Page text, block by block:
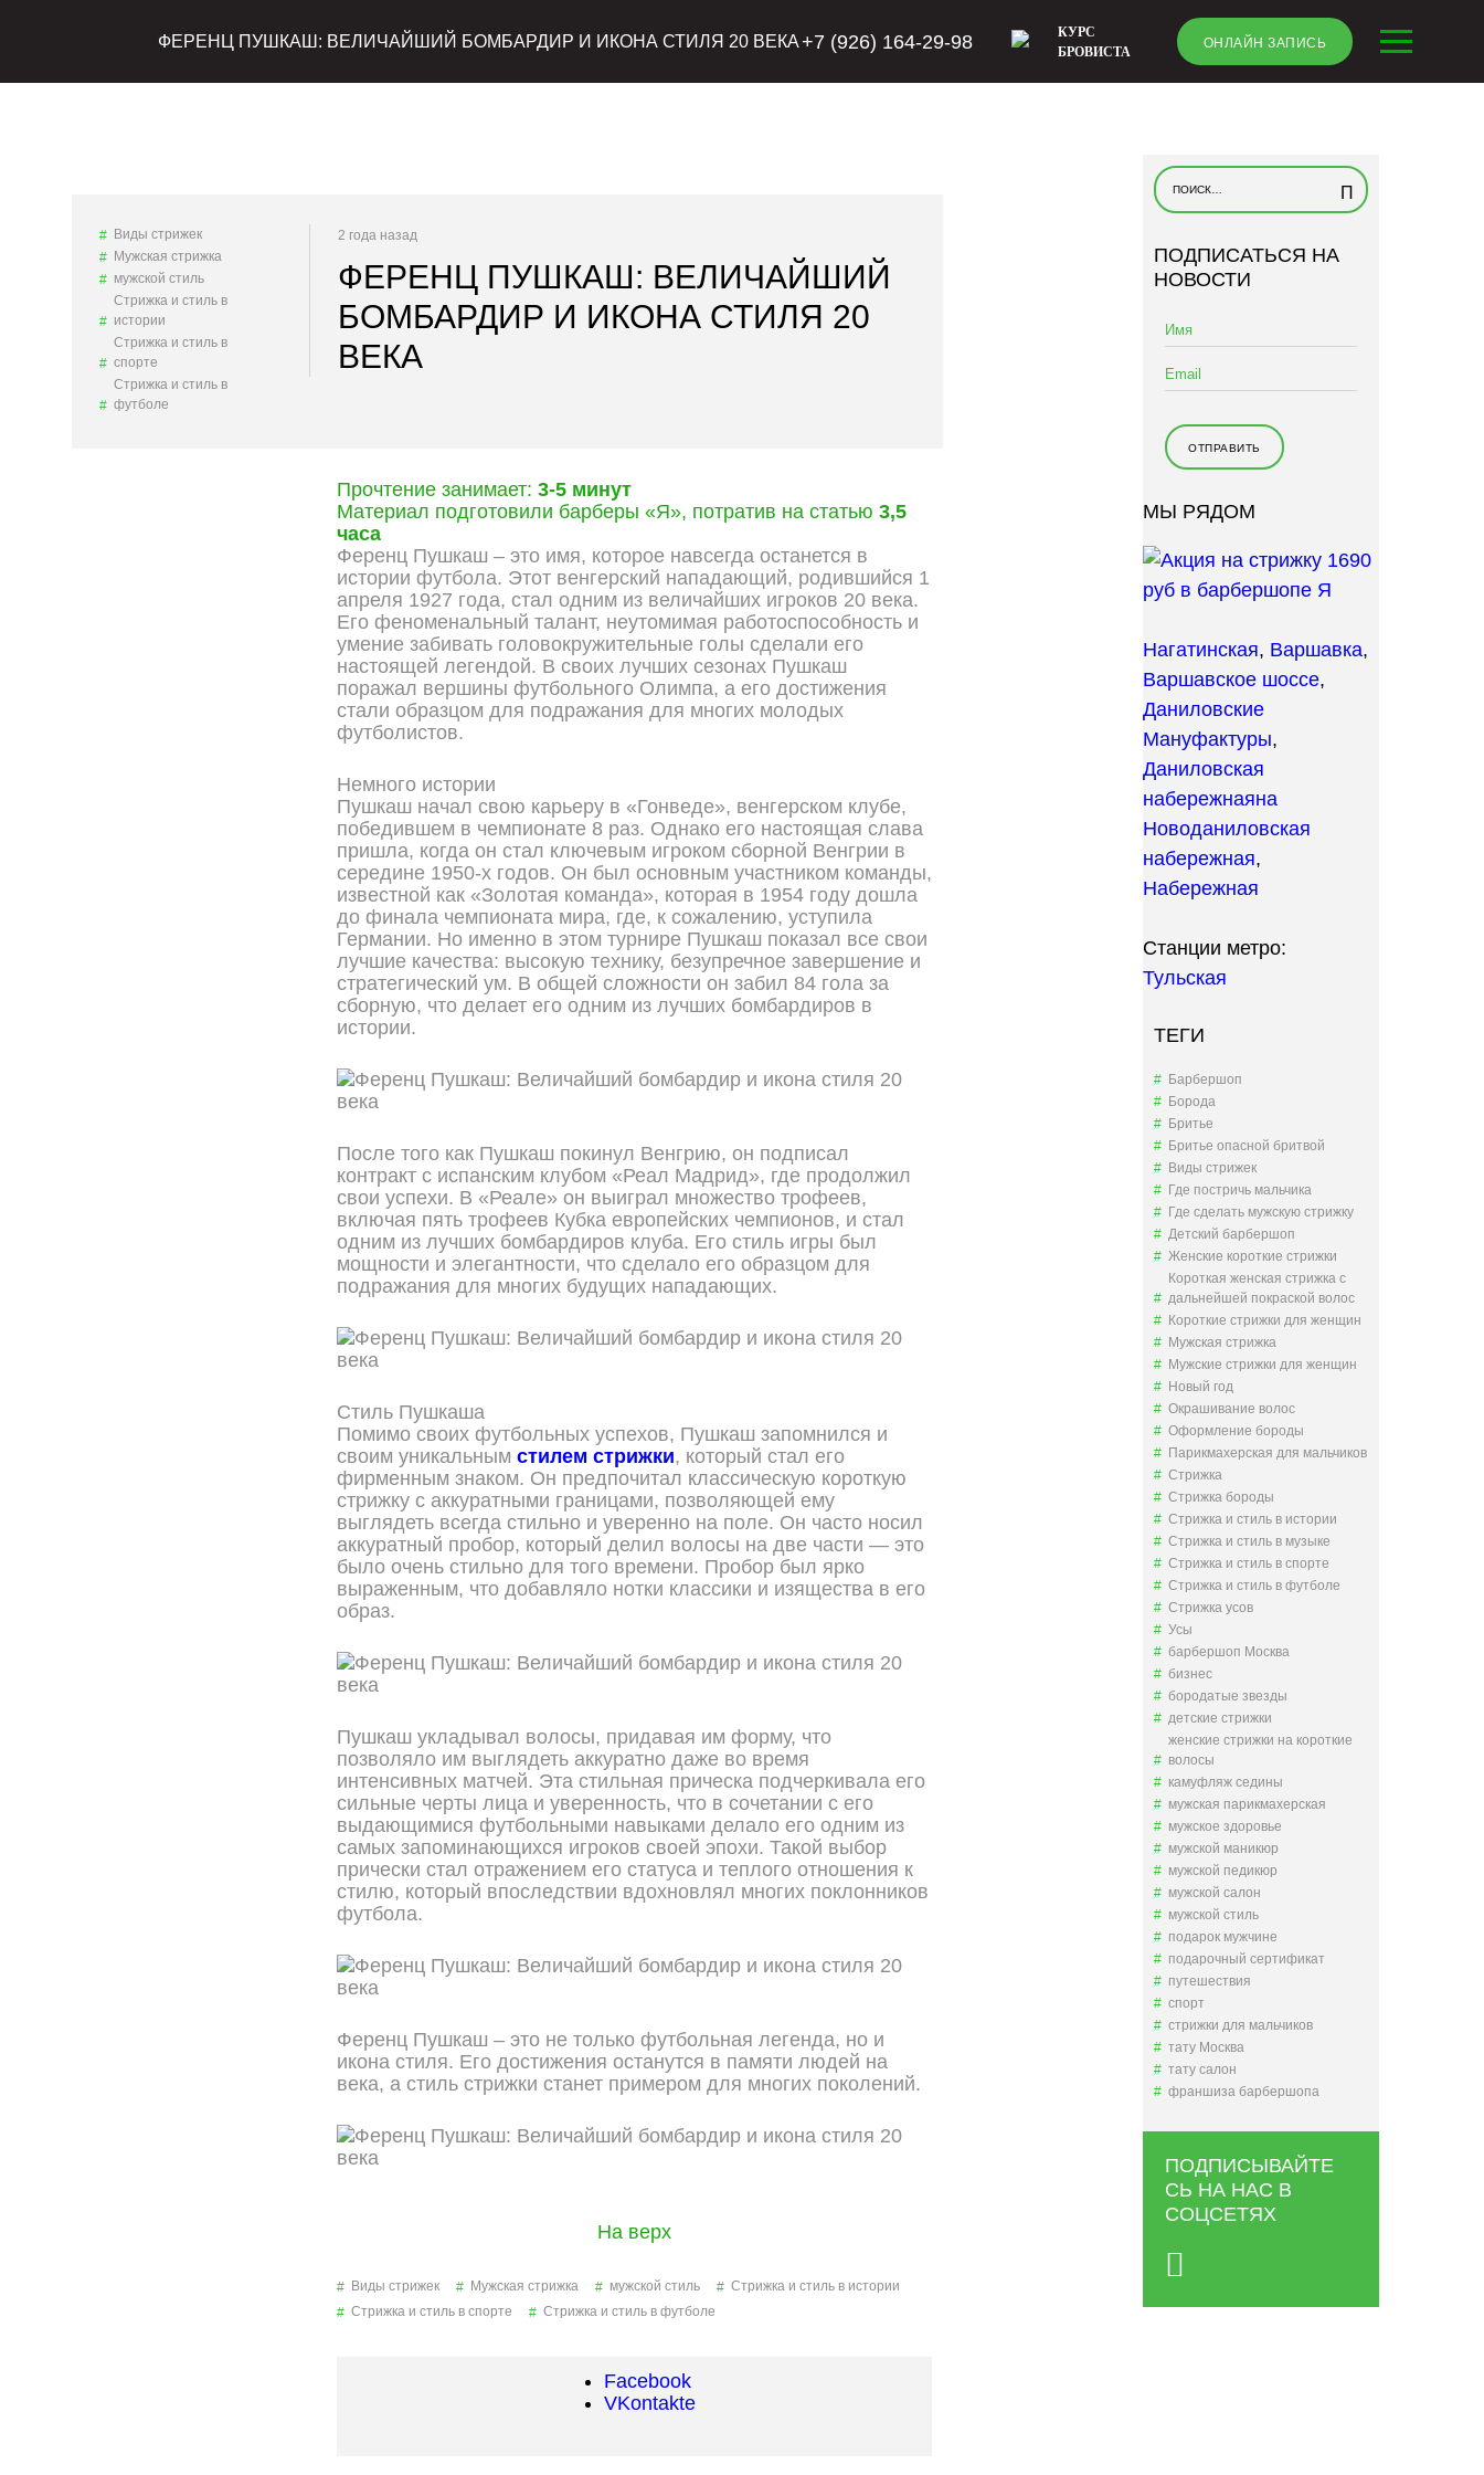
ФЕРЕНЦ ПУШКАШ: ВЕЛИЧАЙШИЙ БОМБАРДИР И ИКОНА СТИЛЯ 20 ВЕКА+7 (926) 164-29-98
КУРС
БРОВИСТА
ОНЛАЙН ЗАПИСЬ
Виды стрижек
Мужская стрижка
мужской стиль
Стрижка и стиль в
истории
Стрижка и стиль в
спорте
Стрижка и стиль в
футболе
2 года назад
ФЕРЕНЦ ПУШКАШ: ВЕЛИЧАЙШИЙ
БОМБАРДИР И ИКОНА СТИЛЯ 20
ВЕКА
Прочтение занимает: 3-5 минут
Материал подготовили барберы «Я», потратив на статью 3,5
часа
Ференц Пушкаш – это имя, которое навсегда останется в
истории футбола. Этот венгерский нападающий, родившийся 1
апреля 1927 года, стал одним из величайших игроков 20 века.
Его феноменальный талант, неутомимая работоспособность и
умение забивать головокружительные голы сделали его
настоящей легендой. В своих лучших сезонах Пушкаш
поражал вершины футбольного Олимпа, а его достижения
стали образцом для подражания для многих молодых
футболистов.
Немного истории
Пушкаш начал свою карьеру в «Гонведе», венгерском клубе,
победившем в чемпионате 8 раз. Однако его настоящая слава
пришла, когда он стал ключевым игроком сборной Венгрии в
середине 1950-х годов. Он был основным участником команды,
известной как «Золотая команда», которая в 1954 году дошла
до финала чемпионата мира, где, к сожалению, уступила
Германии. Но именно в этом турнире Пушкаш показал все свои
лучшие качества: высокую технику, безупречное завершение и
стратегический ум. В общей сложности он забил 84 гола за
сборную, что делает его одним из лучших бомбардиров в
истории.
После того как Пушкаш покинул Венгрию, он подписал
контракт с испанским клубом «Реал Мадрид», где продолжил
свои успехи. В «Реале» он выиграл множество трофеев,
включая пять трофеев Кубка европейских чемпионов, и стал
одним из лучших бомбардиров клуба. Его стиль игры был
мощности и элегантности, что сделало его образцом для
подражания для многих будущих нападающих.
Стиль Пушкаша
Помимо своих футбольных успехов, Пушкаш запомнился и
своим уникальным стилем стрижки, который стал его
фирменным знаком. Он предпочитал классическую короткую
стрижку с аккуратными границами, позволяющей ему
выглядеть всегда стильно и уверенно на поле. Он часто носил
аккуратный пробор, который делил волосы на две части — это
было очень стильно для того времени. Пробор был ярко
выраженным, что добавляло нотки классики и изящества в его
образ.
Пушкаш укладывал волосы, придавая им форму, что
позволяло им выглядеть аккуратно даже во время
интенсивных матчей. Эта стильная прическа подчеркивала его
сильные черты лица и уверенность, что в сочетании с его
выдающимися футбольными навыками делало его одним из
самых запоминающихся игроков своей эпохи. Такой выбор
прически стал отражением его статуса и теплого отношения к
стилю, который впоследствии вдохновлял многих поклонников
футбола.
Ференц Пушкаш – это не только футбольная легенда, но и
икона стиля. Его достижения останутся в памяти людей на
века, а стиль стрижки станет примером для многих поколений.
На верх
Виды стрижек Мужская стрижка мужской стиль
Стрижка и стиль в истории
Стрижка и стиль в спорте
Стрижка и стиль в футболе
Facebook
VKontakte
Н
а
т
ПОДПИСАТЬСЯ НА
НОВОСТИ
МЫ РЯДОМ
Нагатинская, Варшавка,
Варшавское шоссе,
Даниловские
Мануфактуры,
Даниловская
набережнаяна
Новоданиловская
набережная,
Набережная
Станции метро:
Тульская
ТЕГИ
Барбершоп
Борода
Бритье
Бритье опасной бритвой
Виды стрижек
Где постричь мальчика
Где сделать мужскую стрижку
Детский барбершоп
Женские короткие стрижки
Короткая женская стрижка с
дальнейшей покраской волос
Короткие стрижки для женщин
Мужская стрижка
Мужские стрижки для женщин
Новый год
Окрашивание волос
Оформление бороды
Парикмахерская для мальчиков
Стрижка
Стрижка бороды
Стрижка и стиль в истории
Стрижка и стиль в музыке
Стрижка и стиль в спорте
Стрижка и стиль в футболе
Стрижка усов
Усы
барбершоп Москва
бизнес
бородатые звезды
детские стрижки
женские стрижки на короткие
волосы
камуфляж седины
мужская парикмахерская
мужское здоровье
мужской маникюр
мужской педикюр
мужской салон
мужской стиль
подарок мужчине
подарочный сертификат
путешествия
спорт
стрижки для мальчиков
тату Москва
тату салон
франшиза барбершопа
ПОДПИСЫВАЙТЕ
СЬ НА НАС В
СОЦСЕТЯХ